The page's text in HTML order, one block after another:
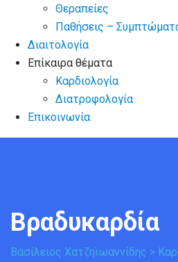
Θεραπείες
Παθήσεις –
Διαιτολογία
Επίκαιρα θέματα
Καρδιολογία
Διατροφολογία
Επικοινωνία
Βραδυκαρδία
Βασίλειος Χατζηϊωαννίδης >